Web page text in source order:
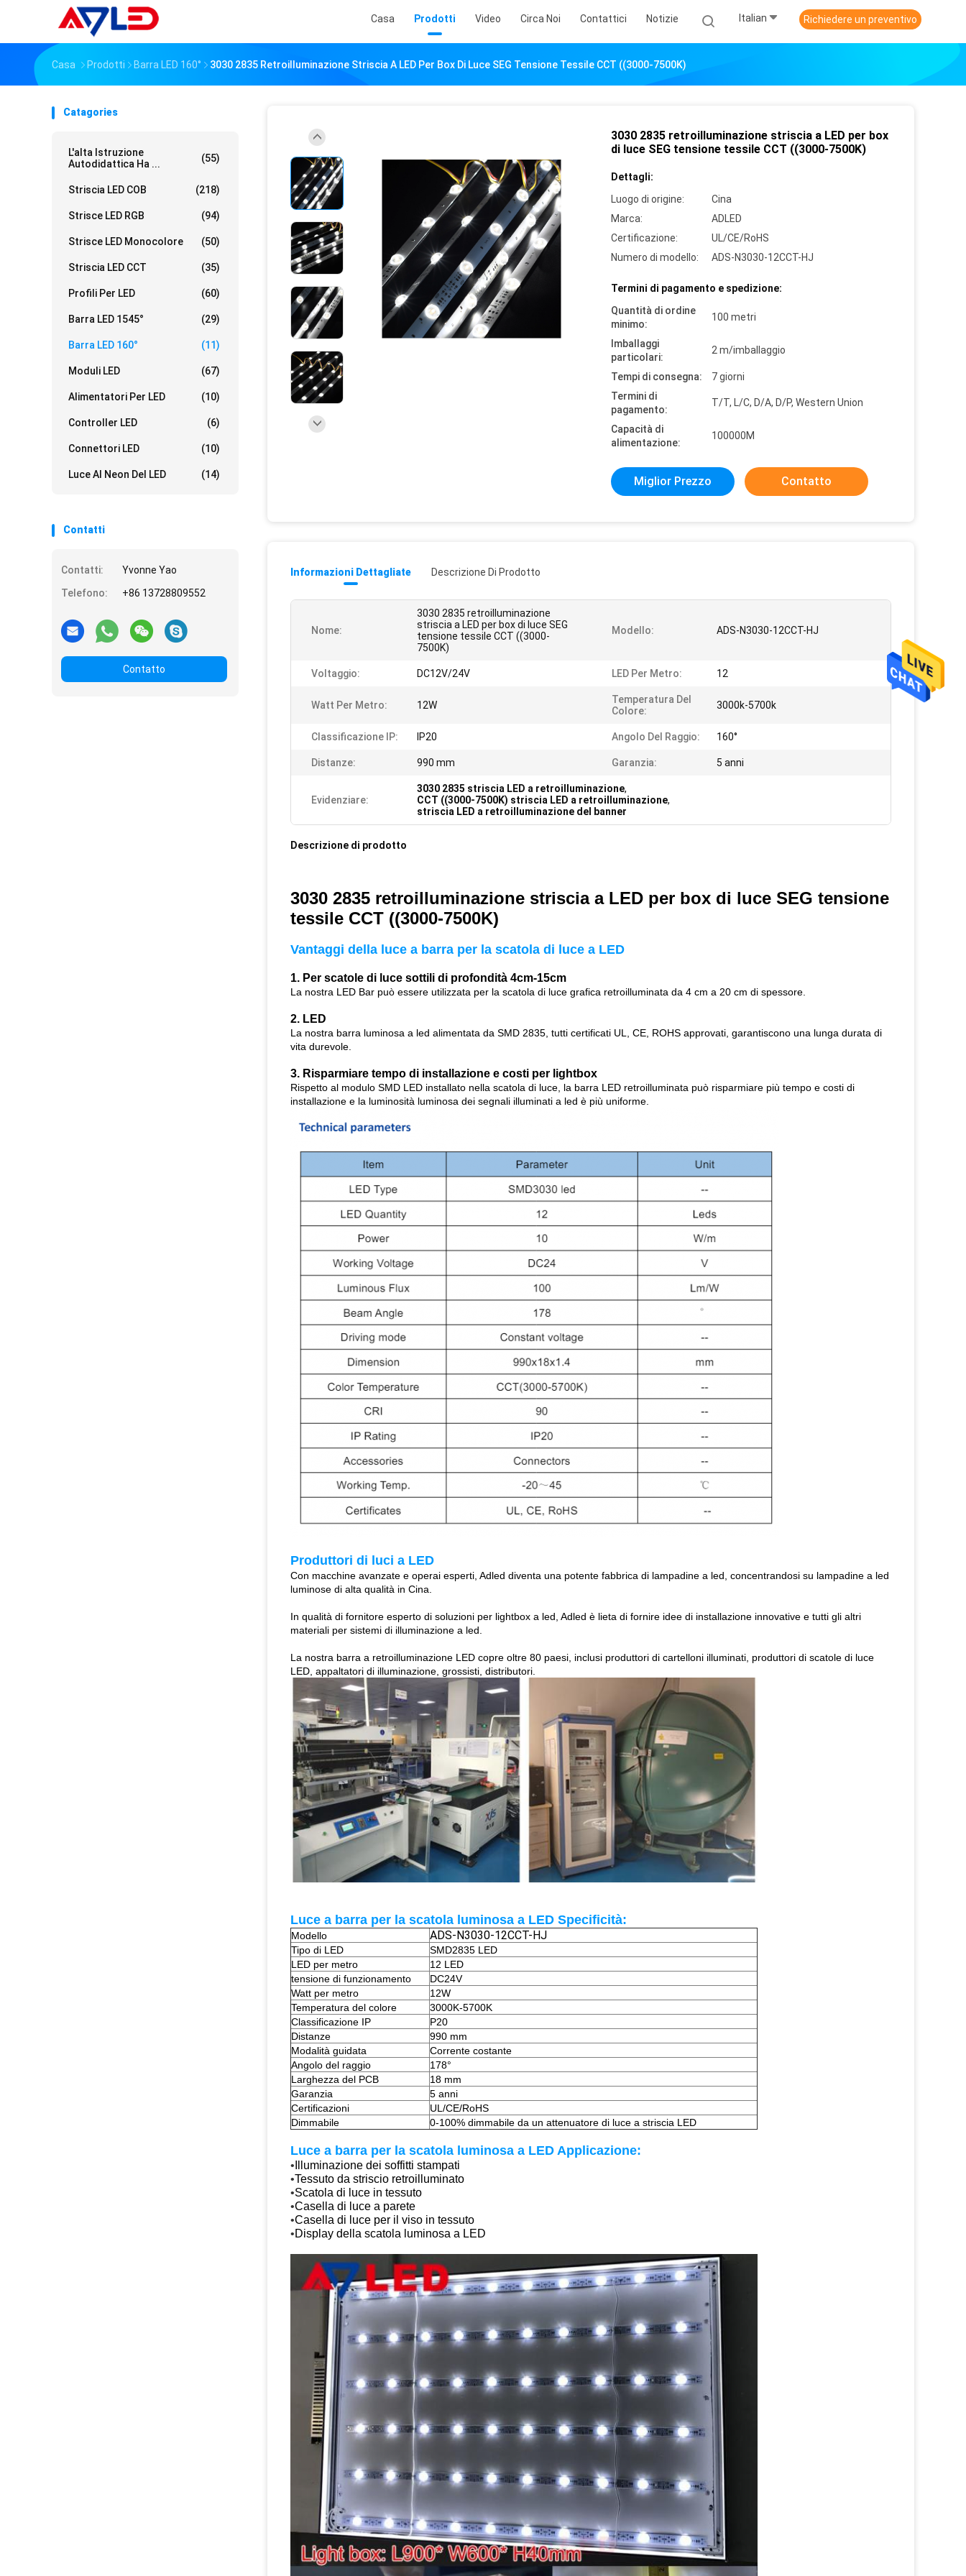
Casa Prodotti Video Circa Noi Contattici Notizie Italian Richiedere un preventivo
Casa Prodotti Barra LED 160° 3030 2835 Retroilluminazione Striscia A LED Per Box Di Luce SEG Tensione Tessile CCT ((3000-7500K)
Catagories
L'alta Istruzione
Autodidattica Ha ...
(55)
Striscia LED COB (218)
Strisce LED RGB (94)
Strisce LED Monocolore (50)
Striscia LED CCT (35)
Profili Per LED (60)
Barra LED 1545° (29)
Barra LED 160° (11)
Moduli LED (67)
Alimentatori Per LED (10)
Controller LED (6)
Connettori LED (10)
Luce Al Neon Del LED (14)
Contatti
Contatti:
Yvonne Yao
Telefono:
+86 13728809552
Contatto
3030 2835 retroilluminazione striscia a LED per box
di luce SEG tensione tessile CCT ((3000-7500K)
Dettagli:
Luogo di origine:
Cina
Marca:
ADLED
Certificazione:
UL/CE/RoHS
Numero di modello:
ADS-N3030-12CCT-HJ
Termini di pagamento e spedizione:
Quantità di ordine
minimo:
100 metri
Imballaggi
particolari:
2 m/imballaggio
Tempi di consegna:
7 giorni
Termini di
pagamento:
T/T, L/C, D/A, D/P, Western Union
Capacità di
alimentazione:
100000M
Miglior Prezzo Contatto
Informazioni Dettagliate Descrizione Di Prodotto
Nome:
3030 2835 retroilluminazione
striscia a LED per box di luce SEG
tensione tessile CCT ((3000-
7500K)
Modello: ADS-N3030-12CCT-HJ
Voltaggio: DC12V/24V LED Per Metro: 12
Watt Per Metro: 12W
Temperatura Del
Colore:
3000k-5700k
Classificazione IP: IP20 Angolo Del Raggio: 160°
Distanze: 990 mm Garanzia: 5 anni
Evidenziare:
3030 2835 striscia LED a retroilluminazione,
CCT ((3000-7500K) striscia LED a retroilluminazione,
striscia LED a retroilluminazione del banner
Descrizione di prodotto
3030 2835 retroilluminazione striscia a LED per box di luce SEG tensione
tessile CCT ((3000-7500K)
Vantaggi della luce a barra per la scatola di luce a LED
1. Per scatole di luce sottili di profondità 4cm-15cm
La nostra LED Bar può essere utilizzata per la scatola di luce grafica retroilluminata da 4 cm a 20 cm di spessore.
2. LED
La nostra barra luminosa a led alimentata da SMD 2835, tutti certificati UL, CE, ROHS approvati, garantiscono una lunga durata di
vita durevole.
3. Risparmiare tempo di installazione e costi per lightbox
Rispetto al modulo SMD LED installato nella scatola di luce, la barra LED retroilluminata può risparmiare più tempo e costi di
installazione e la luminosità luminosa dei segnali illuminati a led è più uniforme.
Produttori di luci a LED
Con macchine avanzate e operai esperti, Adled diventa una potente fabbrica di lampadine a led, concentrandosi su lampadine a led
luminose di alta qualità in Cina.
In qualità di fornitore esperto di soluzioni per lightbox a led, Adled è lieta di fornire idee di installazione innovative e tutti gli altri
materiali per sistemi di illuminazione a led.
La nostra barra a retroilluminazione LED copre oltre 80 paesi, inclusi produttori di cartelloni illuminati, produttori di scatole di luce
LED, appaltatori di illuminazione, grossisti, distributori.
Luce a barra per la scatola luminosa a LED Specificità:
Modello ADS-N3030-12CCT-HJ
Tipo di LED
SMD2835 LED
LED per metro
12 LED
tensione di funzionamento
DC24V
Watt per metro
12W
Temperatura del colore
3000K-5700K
Classificazione IP
P20
Distanze
990 mm
Modalità guidata
Corrente costante
Angolo del raggio
178°
Larghezza del PCB
18 mm
Garanzia
5 anni
Certificazioni
UL/CE/RoHS
Dimmabile
0-100% dimmabile da un attenuatore di luce a striscia LED
Luce a barra per la scatola luminosa a LED Applicazione:
• Illuminazione dei soffitti stampati
•Tessuto da striscio retroilluminato
•Scatola di luce in tessuto
•Casella di luce a parete
•Casella di luce per il viso in tessuto
•Display della scatola luminosa a LED